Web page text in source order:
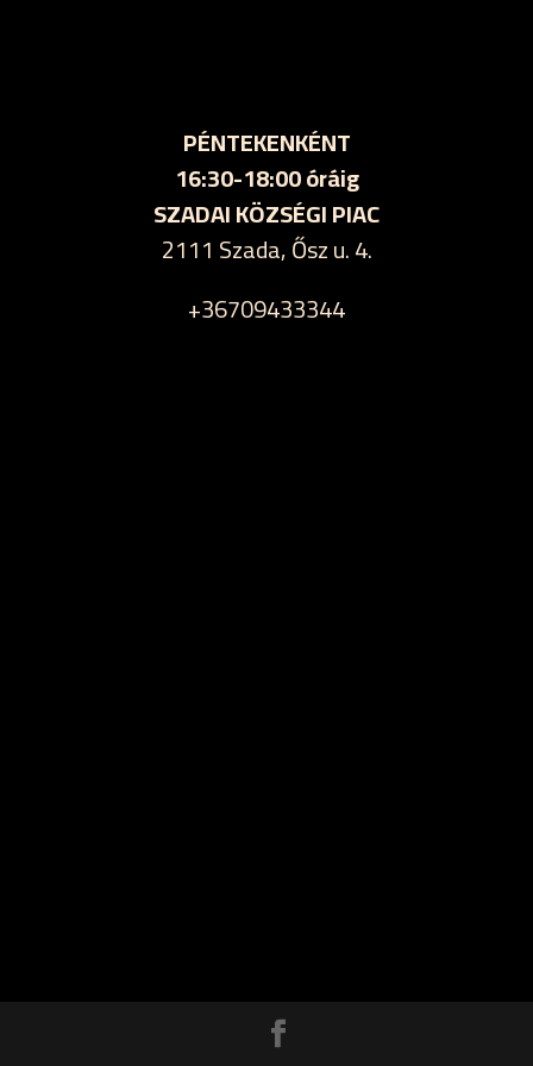
PÉNTEKENKÉNT
16:30-18:00 óráig
SZADAI KÖZSÉGI PIAC
2111 Szada, Ősz u. 4.
+36709433344